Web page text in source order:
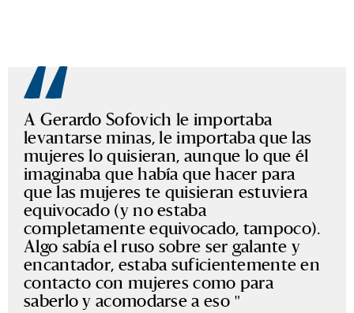
A Gerardo Sofovich le importaba
levantarse minas, le importaba que las
mujeres lo quisieran, aunque lo que él
imaginaba que había que hacer para
que las mujeres te quisieran estuviera
equivocado (y no estaba
completamente equivocado, tampoco).
Algo sabía el ruso sobre ser galante y
encantador, estaba suficientemente en
contacto con mujeres como para
saberlo y acomodarse a eso